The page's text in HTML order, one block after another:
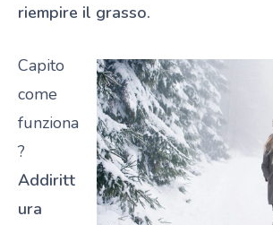
riempire il grasso.
Capito
come
funziona
?
Addiritt
ura